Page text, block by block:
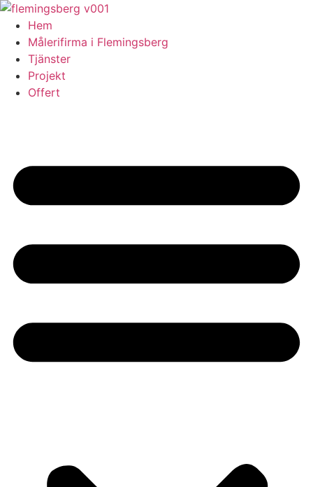
Skip
content
Hem
Målerifirma i Flemingsberg
Tjänster
Projekt
Offert